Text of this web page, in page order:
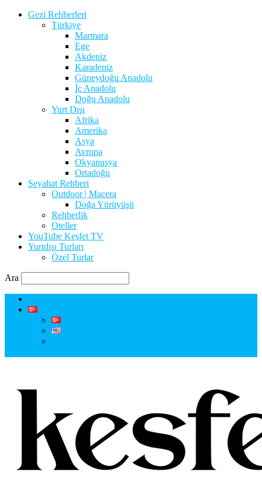
Gezi Rehberleri
Türkiye
Marmara
Ege
Akdeniz
Karadeniz
Güneydoğu Anadolu
İç Anadolu
Doğu Anadolu
Yurt Dışı
Afrika
Amerika
Asya
Avrupa
Okyanusya
Ortadoğu
Seyahat Rehberi
Outdoor | Macera
Doğa Yürüyüşü
Rehberlik
Oteller
YouTube Keşfet TV
Yurtdışı Turları
Özel Turlar
Ara